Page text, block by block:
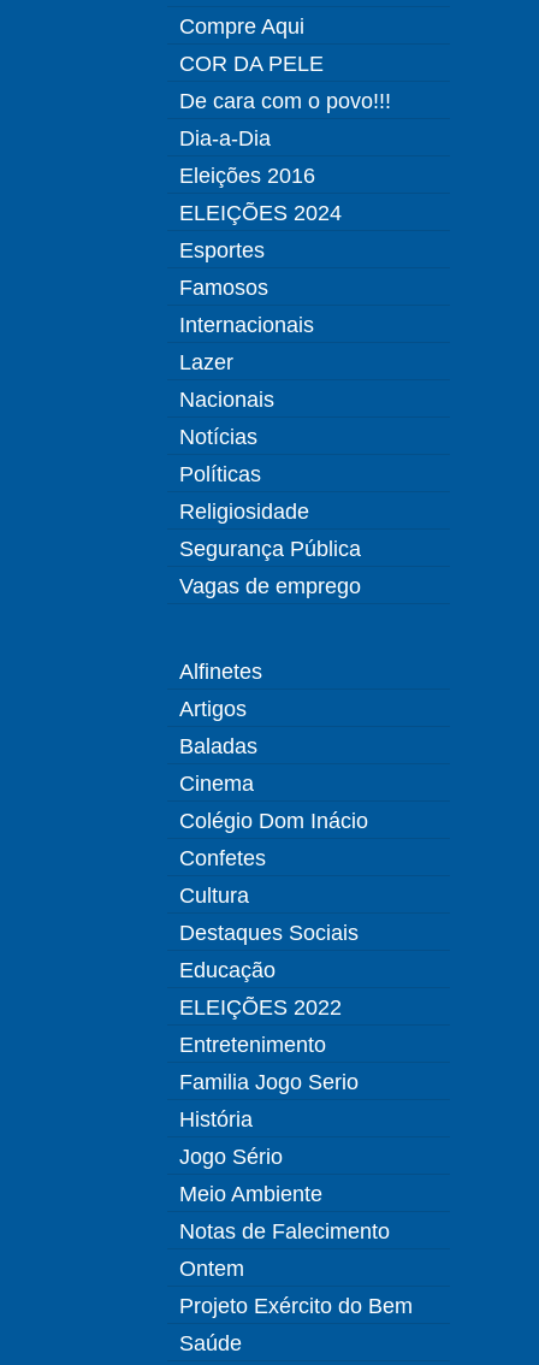
Compre Aqui
COR DA PELE
De cara com o povo!!!
Dia-a-Dia
Eleições 2016
ELEIÇÕES 2024
Esportes
Famosos
Internacionais
Lazer
Nacionais
Notícias
Políticas
Religiosidade
Segurança Pública
Vagas de emprego
Alfinetes
Artigos
Baladas
Cinema
Colégio Dom Inácio
Confetes
Cultura
Destaques Sociais
Educação
ELEIÇÕES 2022
Entretenimento
Familia Jogo Serio
História
Jogo Sério
Meio Ambiente
Notas de Falecimento
Ontem
Projeto Exército do Bem
Saúde